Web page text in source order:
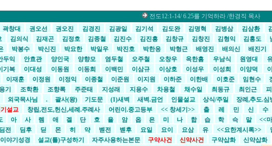
전도12:1-14/ 6.25를 기억하라 /한경직 목사
곽창대 권오선 권오진 김경진 김광일 김기석 김도완 김명혁 김병삼 김삼환
김의식 김재곤 김정호 김종철 김진수 김진흥 김창규 김창진 김형익 김홍도
박봉수 박신진 박요한 박일우 박진호 박한응 박형근 배영진 배의신 배진기
두익 안효관 양인국 양향모 염두철 오주철 오창우 옥한흠 우남식 원영대
기복 이대성 이동원 이동희 이백민 이삼규 이상호 이성우 이성희 이양덕
이재훈 이정원 이정익 이종철 이준원 이지원 이하준 이한배 이호준 임현수
기 조학환 조향록 주준태 지성래 지용수 차용철 채수일 최동규 최인근
외국목사님 . 괄사(왕) 기도문 (1)새벽 새벽.금언 인물설교 상식/주일 장례,추도.심
설교 창립,전도,헌신,세례.주례사 어린이.중고등부 << 창세기>> 출 레 민 신 수
아 사 렘 애 겔 단 호 욜 암 옵 욘 미 나 합 습 학 슥 말 <<
딤전 딤후 딛 몬 히 약 벧전 벧후 요일 요이 요삼 유 <<요한계시록>>
이야기성경 설교(틀)구성하기 자주사용하는본문 구약사건 신약사건 구약삽화
신약삽화